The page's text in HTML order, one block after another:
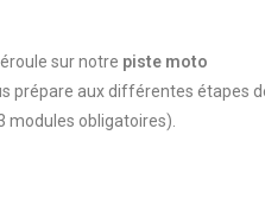
sur notre piste moto
prépare aux différentes étapes
modules obligatoires).